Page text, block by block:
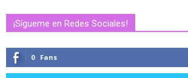
¡Sígueme en Redes Sociales!
0 Fans